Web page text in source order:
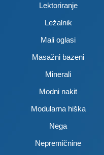
Lektoriranje
Ležalnik
Mali oglasi
Masažni bazeni
Minerali
Modni nakit
Modularna hiška
Nega
Nepremičnine